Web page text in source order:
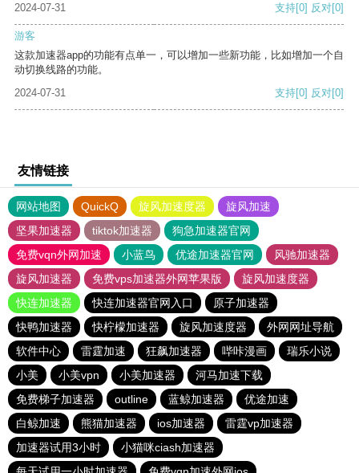
2024-07-31
支持[0] 反对[0]
游客
这款加速器app的功能有点单一，可以增加一些新功能，比如增加一个自
动切换线路的功能。
2024-07-31
支持[0] 反对[0]
友情链接
网站地图 QuickQ 旋风加速度器
旋风加速
坚果加速器
tiktok加速器
狗急加速器官网
免费vqn外网加速
小蓝鸟 优途加速器官网
风驰加速器
旋风加速器
免费vps加速器外网苹果版
旋风加速度器
快连加速器
快连加速器官网入口
原子加速器
快鸭加速器
快柠檬加速器 旋风加速度器
外网网址导航
软件中心
雷霆加速 狂飙加速器 哔咔漫画
瑞乐小说
小美
小美vpn 小美加速器
河马加速下载
免费梯子加速器
outline 蓝鲸加速器
优途加速
白鲸加速
熊猫加速器 ios加速器
雷霆vp加速器
加速器试用3小时
小猫咪ciash加速器